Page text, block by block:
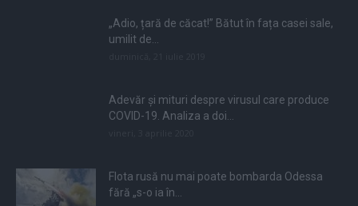
„Adio, țară de căcat!” Bătut în fața casei sale,
umilit de...
Adevăr și mituri despre virusul care produce
COVID-19. Analiza a doi...
Flota rusă nu mai poate bombarda Odessa
fără „s-o ia în...